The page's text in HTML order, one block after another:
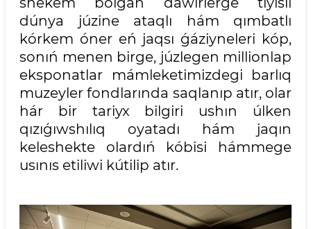
dúnya júzine ataqlı hám qımbatlı
kórkem óner eń jaqsı ǵáziyneleri kóp,
sonıń menen birge, júzlegen millionlap
eksponatlar mámleketimizdegi barlıq
muzeyler fondlarında saqlanıp atır, olar
hár bir tariyx bilgiri ushın úlken
qızıǵıwshılıq oyatadı hám jaqın
keleshekte olardıń kóbisi hámmege
usınıs etiliwi kútilip atır.